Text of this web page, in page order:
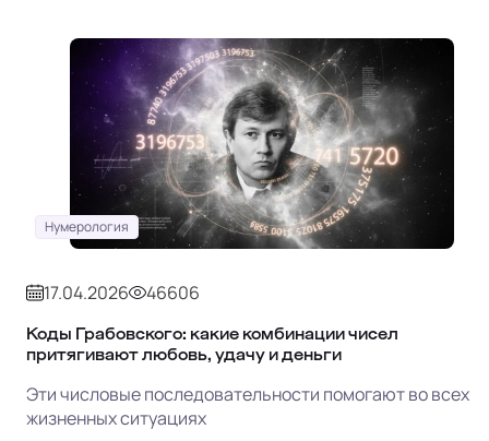
Нумерология
17.04.2026 46606
Коды Грабовского: какие комбинации чисел
притягивают любовь, удачу и деньги
Эти числовые последовательности помогают во всех
жизненных ситуациях